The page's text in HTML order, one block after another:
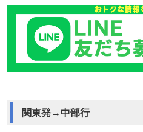
関東発→中部行